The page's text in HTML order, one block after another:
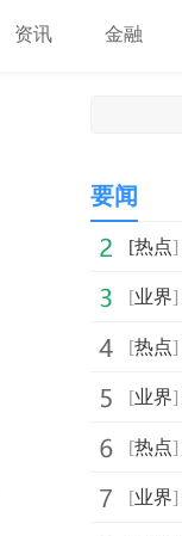
资讯 金融
要闻
[热点]
[业界]
[热点]
[业界]
[热点]
[业界]